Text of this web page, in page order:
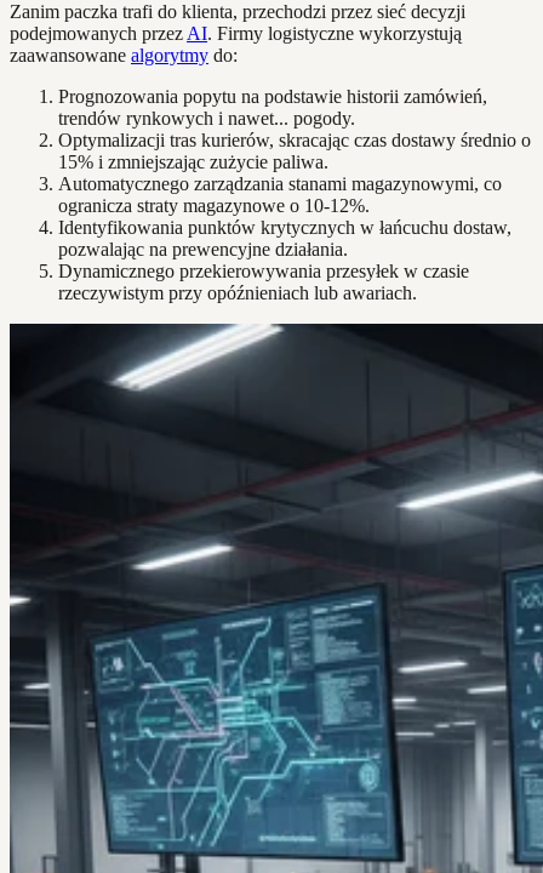
Zanim paczka trafi do klienta, przechodzi przez sieć decyzji
podejmowanych przez AI. Firmy logistyczne wykorzystują
zaawansowane algorytmy do:
Prognozowania popytu na podstawie historii zamówień,
trendów rynkowych i nawet... pogody.
Optymalizacji tras kurierów, skracając czas dostawy średnio o
15% i zmniejszając zużycie paliwa.
Automatycznego zarządzania stanami magazynowymi, co
ogranicza straty magazynowe o 10-12%.
Identyfikowania punktów krytycznych w łańcuchu dostaw,
pozwalając na prewencyjne działania.
Dynamicznego przekierowywania przesyłek w czasie
rzeczywistym przy opóźnieniach lub awariach.